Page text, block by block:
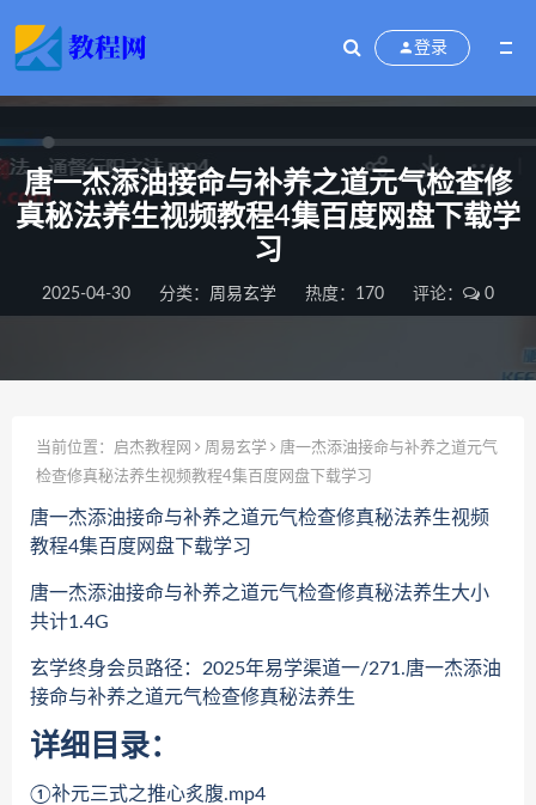
登录
唐一杰添油接命与补养之道元气检查修
真秘法养生视频教程4集百度网盘下载学
习
2025-04-30 分类： 周易玄学 热度：170 评论： 0
当前位置： 启杰教程网 周易玄学
唐一杰添油接命与补养之道元气
检查修真秘法养生视频教程4集百度网盘下载学习
唐一杰添油接命与补养之道元气检查修真秘法养生视频
教程4集百度网盘下载学习
唐一杰添油接命与补养之道元气检查修真秘法养生大小
共计1.4G
玄学终身会员路径：2025年易学渠道一/271.唐一杰添油
接命与补养之道元气检查修真秘法养生
详细目录：
①补元三式之推心炙腹.mp4